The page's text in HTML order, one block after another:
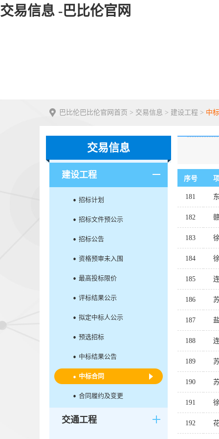
交易信息 -巴比伦官网
巴比伦巴比伦官网首页 > 交易信息 > 建设工程 > 中
交易信息
建设工程
招标计划
招标文件预公示
招标公告
资格预审未入围
最高投标限价
评标结果公示
拟定中标人公示
预选招标
中标结果公告
中标合同
合同履约及变更
交通工程
序号
181
182
183
184
185
186
187
188
189
190
191
192